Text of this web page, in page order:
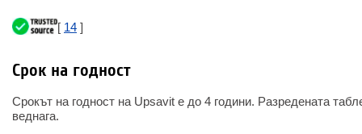
[ 14 ]
Срок на годност
Срокът на годност на Upsavit е до 4 години. Разредената
веднага.